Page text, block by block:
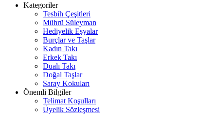
Kategoriler
Tesbih Çeşitleri
Mührü Süleyman
Hediyelik Eşyalar
Burçlar ve Taşlar
Kadın Takı
Erkek Takı
Dualı Takı
Doğal Taşlar
Saray Kokuları
Önemli Bilgiler
Telimat Koşulları
Üyelik Sözleşmesi